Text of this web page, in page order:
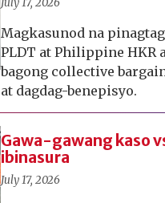
July 17, 2026
Magkasunod na
PLDT at Philippine HKR
bagong collective
at dagdag-benepisyo.
Gawa-gawang kaso
ibinasura
July 17, 2026